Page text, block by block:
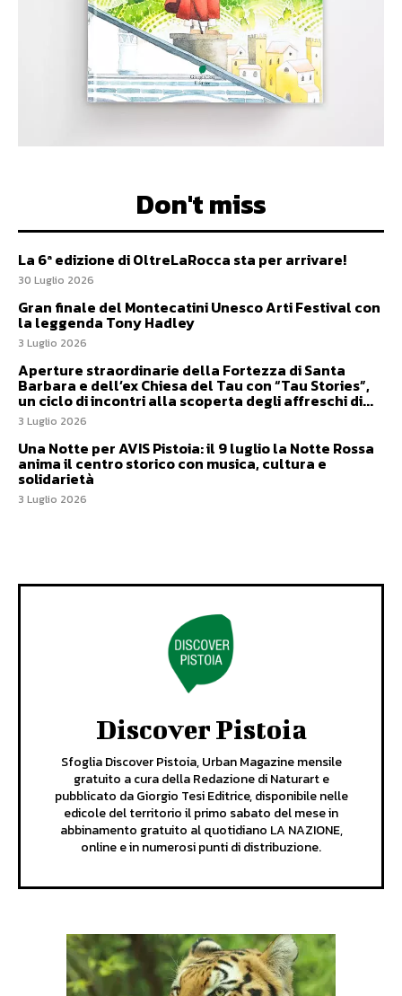
Don't miss
La 6ª edizione di OltreLaRocca sta per arrivare!
30 Luglio 2026
Gran finale del Montecatini Unesco Arti Festival con
la leggenda Tony Hadley
3 Luglio 2026
Aperture straordinarie della Fortezza di Santa
Barbara e dell’ex Chiesa del Tau con “Tau Stories”,
un ciclo di incontri alla scoperta degli affreschi di...
3 Luglio 2026
Una Notte per AVIS Pistoia: il 9 luglio la Notte Rossa
anima il centro storico con musica, cultura e
solidarietà
3 Luglio 2026
Discover Pistoia
Sfoglia Discover Pistoia, Urban Magazine mensile
gratuito a cura della Redazione di Naturart e
pubblicato da Giorgio Tesi Editrice, disponibile nelle
edicole del territorio il primo sabato del mese in
abbinamento gratuito al quotidiano LA NAZIONE,
online e in numerosi punti di distribuzione.